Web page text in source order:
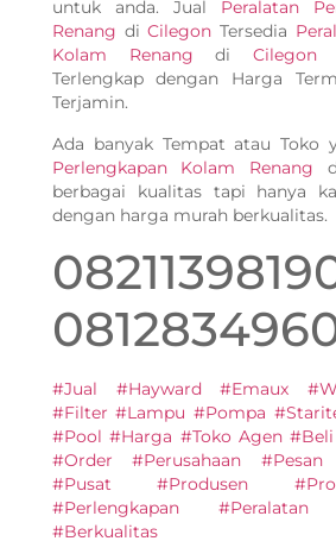
untuk anda. Jual Peralatan
Renang diCilegon Tersedia
Kolam Renang diCilegon
Terlengkap dengan Harga
Terjamin.
Ada banyak Tempat atau Toko
Perlengkapan Kolam Renang
berbagai kualitas tapi hanya
dengan harga murah berkualitas.
#Jual #Hayward #Emaux
#Filter #Lampu #Pompa
#Pool #Harga #Toko Agen
#Order #Perusahaan
#Pusat #Produsen
#Perlengkapan
#Berkualitas